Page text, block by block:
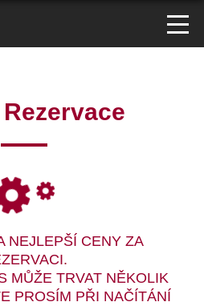
NEJLEPŠÍ CENY ZA
MŮŽE TRVAT NĚKOLIK
PROSÍM PŘI NAČÍTÁNÍ